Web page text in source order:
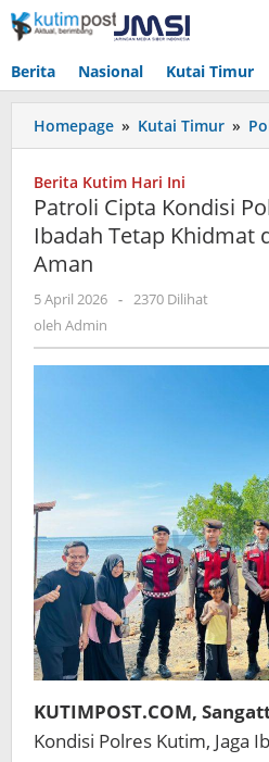
Lewati
ke
Berita Nasional Kutai Timur
Homepage » Kutai Timur »
Berita Kutim Hari Ini
Patroli Cipta Kondisi
Ibadah Tetap Khidmat
Aman
5 April 2026 oleh
- 2370 Dilihat
oleh Admin
KUTIMPOST.COM,
Kondisi Polres Kutim, Jaga